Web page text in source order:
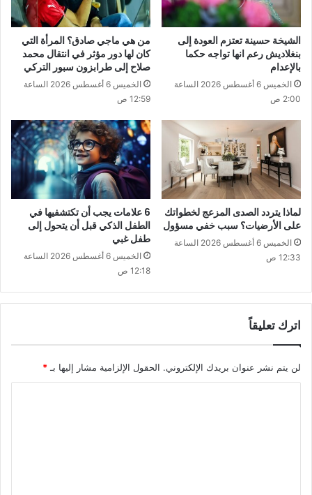
الشيخة حسينة تعتزم العودة إلى
بنغلاديش رعم انها تواجه حكما
بالإعدام
الخميس 6 أغسطس 2026 الساعة
2:00 ص
من هي ماجي صادق؟ المرأة التي
كان لها دور مؤثر في انتقال محمد
صلاح إلى طرابزون سبور التركي
الخميس 6 أغسطس 2026 الساعة
12:59 ص
لماذا يتردد الصدى المزعج لخطواتك
على الأرضيات؟ سبب خفي مسؤول
الخميس 6 أغسطس 2026 الساعة
12:33 ص
6 علامات يجب أن تكتشفيها في
الطفل الذكي قبل أن يتحول إلى
طفل غبي
الخميس 6 أغسطس 2026 الساعة
12:18 ص
اترك تعليقاً
لن يتم نشر عنوان بريدك الإلكتروني. الحقول الإلزامية مشار إليها بـ *